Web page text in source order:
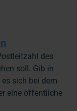
des
soll. Gib in
sich bei dem
eine öffentliche